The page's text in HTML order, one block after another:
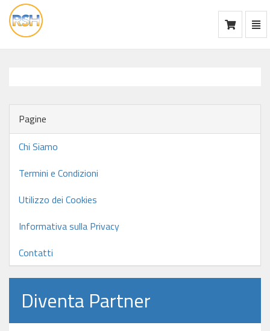
vai
alla
Pagine
Chi Siamo
Termini e Condizioni
Utilizzo dei Cookies
Informativa sulla Privacy
Contatti
Diventa Partner